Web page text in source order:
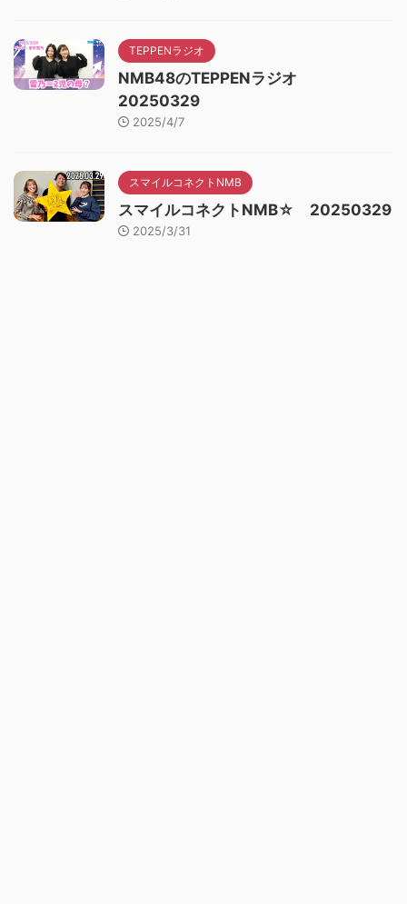
TEPPENラジオ
NMB48のTEPPENラジオ
20250329
2025/4/7
スマイルコネクトNMB
スマイルコネクトNMB☆ 20250329
2025/3/31